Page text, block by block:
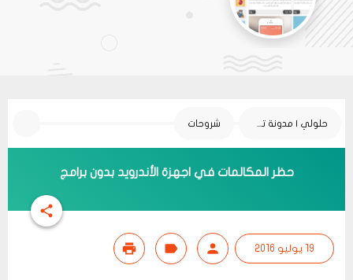
حلولي | مدونة تقنية شروحات
حظر المكالمات في اجهزة الأندرويد بدون برامج
19 يوليو 2016